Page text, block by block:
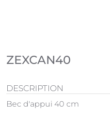
ZEXCAN40
DESCRIPTION
Bec d'appui 40 cm